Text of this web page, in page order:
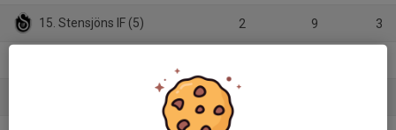
15. Stensjöns IF (5) 2 9 3